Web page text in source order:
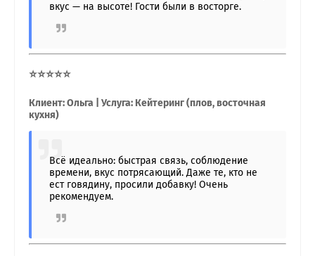
вкус — на высоте! Гости были в восторге.
⭐⭐⭐⭐⭐
Клиент: Ольга | Услуга: Кейтеринг (плов, восточная
кухня)
Всё идеально: быстрая связь, соблюдение
времени, вкус потрясающий. Даже те, кто не
ест говядину, просили добавку! Очень
рекомендуем.